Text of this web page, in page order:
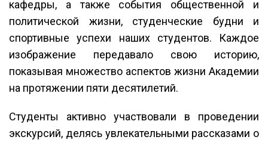
кафедры, а также события общественной и
политической жизни, студенческие будни и
спортивные успехи наших студентов. Каждое
изображение передавало свою историю,
показывая множество аспектов жизни Академии
на протяжении пяти десятилетий.
Студенты активно участвовали в проведении
экскурсий, делясь увлекательными рассказами о